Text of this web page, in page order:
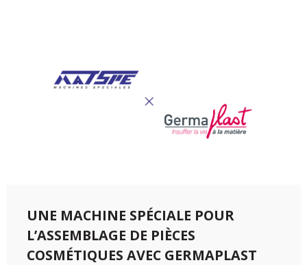
UNE MACHINE SPÉCIALE POUR
L’ASSEMBLAGE DE PIÈCES
COSMÉTIQUES AVEC GERMAPLAST